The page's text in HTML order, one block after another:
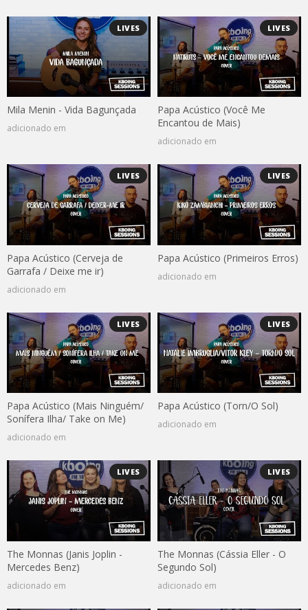
LIVES
Mila Menin - Vida Bagunçada
adicionado em
LIVES
Papa Acústico (Você Me
Encantou de Mais)
adicionado em
LIVES
Papa Acústico (Cerveja de
Garrafa / Deixe me ir)
adicionado em
LIVES
Papa Acústico (Primeiros Erros)
adicionado em
LIVES
Papa Acústico (Mais Ninguém/
Sonífera Ilha/ Take on Me)
adicionado em
LIVES
Papa Acústico (Torn/O Sol)
adicionado em
LIVES
The Monnas (Janis Joplin -
Mercedes Benz)
adicionado em
LIVES
The Monnas (Cássia Eller - O
Segundo Sol)
adicionado em